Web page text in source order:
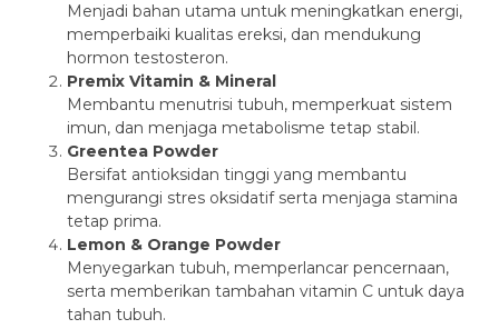
Menjadi bahan utama untuk meningkatkan energi,
memperbaiki kualitas ereksi, dan mendukung
hormon testosteron.
Premix Vitamin & Mineral
Membantu menutrisi tubuh, memperkuat sistem
imun, dan menjaga metabolisme tetap stabil.
Greentea Powder
Bersifat antioksidan tinggi yang membantu
mengurangi stres oksidatif serta menjaga stamina
tetap prima.
Lemon & Orange Powder
Menyegarkan tubuh, memperlancar pencernaan,
serta memberikan tambahan vitamin C untuk daya
tahan tubuh.